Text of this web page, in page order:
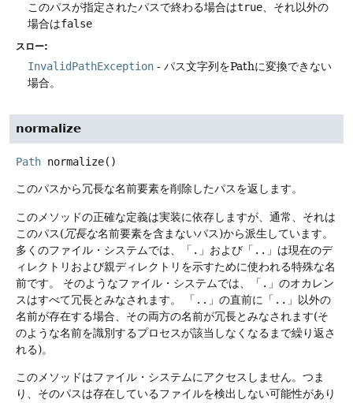
このパスが指定されたパスで終わる場合はtrue、それ以外の
場合はfalse
スロー:
InvalidPathException - パス文字列をPathに変換できない
場合。
normalize
Path normalize()
このパスから冗長な名前要素を削除したパスを返します。
このメソッドの正確な定義は実装に依存しますが、通常、それは
このパス(冗長な名前要素を含まないパス)から派生しています。
多くのファイル・システムでは、「 . 」および「 .. 」は現在のデ
ィレクトリおよび親ディレクトリを示すために使われる特殊な名
前です。
そのようなファイル・システムでは、「 . 」のオカレン
スはすべて冗長とみなされます。
「 .. 」の直前に「 .. 」以外の
名前が存在する場合、その両方の名前が冗長とみなされます(そ
のような名前を識別するプロセスが該当しなくなるまで繰り返さ
れる)。
このメソッドはファイル・システムにアクセスしません。つま
り、そのパスは存在しているファイルを検出しない可能性があり